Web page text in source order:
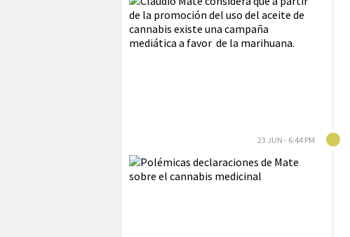
23 JUN - 6:44 PM